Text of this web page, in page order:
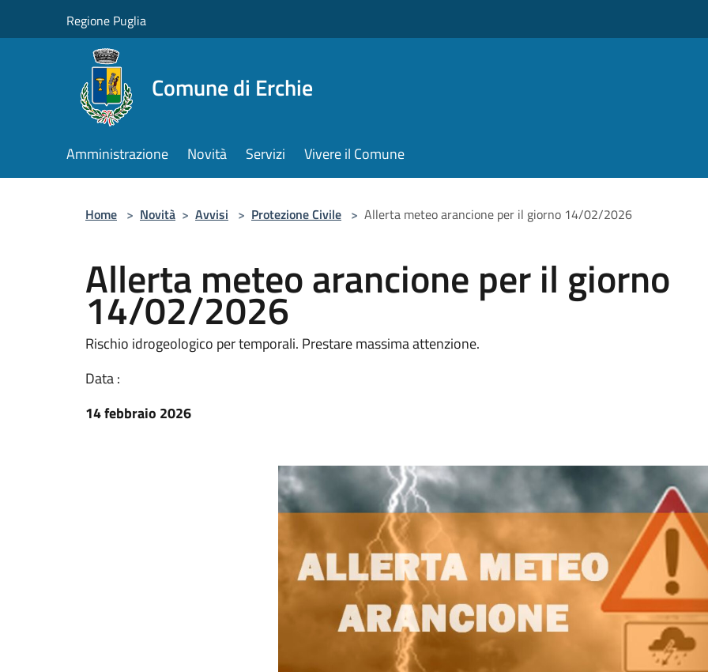
Regione Puglia
Comune di Erchie
Amministrazione Novità Servizi Vivere il Comune
Home > Novità > Avvisi > Protezione Civile > Allerta meteo arancione per il giorno 14/02/2026
Allerta meteo arancione per il giorno
14/02/2026
Rischio idrogeologico per temporali. Prestare massima attenzione.
Data :
14 febbraio 2026